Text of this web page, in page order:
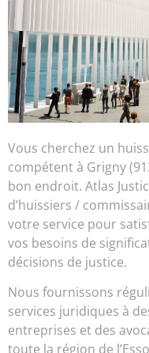
Vous cherchez un
compétent à Grigny
bon endroit. Atlas
d’huissiers /
votre service pour
vos besoins de
décisions de justice.
Nous fournissons
services juridiques à
entreprises et des
toute la région de